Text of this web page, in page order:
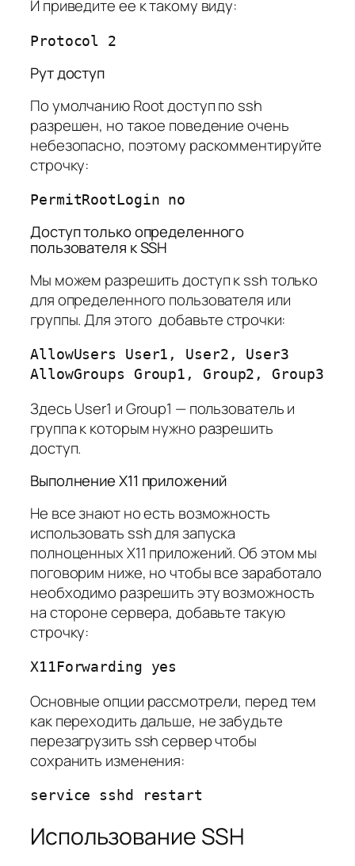
И приведите ее к такому виду:
Protocol 2
Рут доступ
По умолчанию Root доступ по ssh
разрешен, но такое поведение очень
небезопасно, поэтому раскомментируйте
строчку:
PermitRootLogin no
Доступ только определенного
пользователя к SSH
Мы можем разрешить доступ к ssh только
для определенного пользователя или
группы. Для этого добавьте строчки:
AllowUsers User1, User2, User3
AllowGroups Group1, Group2, Group3
Здесь User1 и Group1 — пользователь и
группа к которым нужно разрешить
доступ.
Выполнение X11 приложений
Не все знают но есть возможность
использовать ssh для запуска
полноценных X11 приложений. Об этом мы
поговорим ниже, но чтобы все заработало
необходимо разрешить эту возможность
на стороне сервера, добавьте такую
строчку:
X11Forwarding yes
Основные опции рассмотрели, перед тем
как переходить дальше, не забудьте
перезагрузить ssh сервер чтобы
сохранить изменения:
service sshd restart
Использование SSH